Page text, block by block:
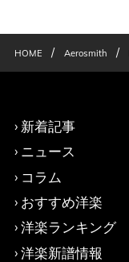
HOME / Aerosmith /
新着記事
ニュース
コラム
おすすめ洋楽
洋楽ランキング
洋楽新譜情報